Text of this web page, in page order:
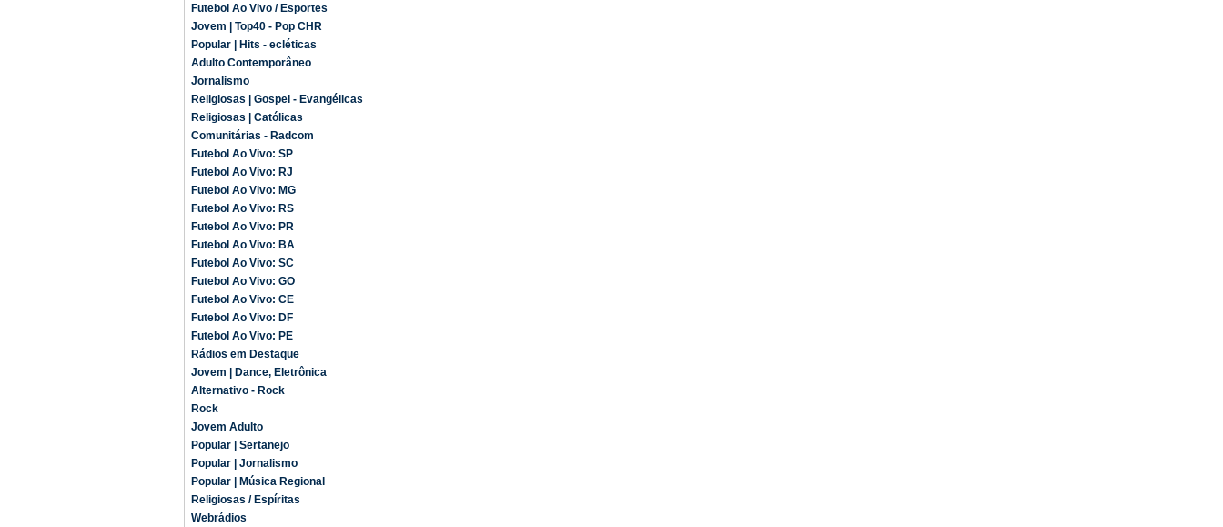
Futebol Ao Vivo / Esportes
Jovem | Top40 - Pop CHR
Popular | Hits - ecléticas
Adulto Contemporâneo
Jornalismo
Religiosas | Gospel - Evangélicas
Religiosas | Católicas
Comunitárias - Radcom
Futebol Ao Vivo: SP
Futebol Ao Vivo: RJ
Futebol Ao Vivo: MG
Futebol Ao Vivo: RS
Futebol Ao Vivo: PR
Futebol Ao Vivo: BA
Futebol Ao Vivo: SC
Futebol Ao Vivo: GO
Futebol Ao Vivo: CE
Futebol Ao Vivo: DF
Futebol Ao Vivo: PE
Rádios em Destaque
Jovem | Dance, Eletrônica
Alternativo - Rock
Rock
Jovem Adulto
Popular | Sertanejo
Popular | Jornalismo
Popular | Música Regional
Religiosas / Espíritas
Webrádios